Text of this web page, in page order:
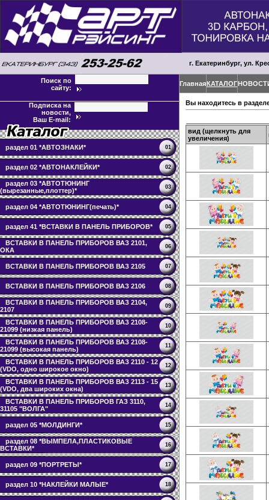
г. Екатеринбург, ул.
Поиск по
сайту:
Подписка на
новости,
Ваш E-mail:
раздел 01 *АВТОЗНАКИ* 01
раздел 02 *АВТОНАКЛЕЙКИ* 02
раздел 03 *АВТОТЮНИНГ
(вырезанные,плоттер)*
03
раздел 04 *АВТОТЮНИНГ(печать)* 04
раздел 41 *ВСТАВКИ В ПАНЕЛЬ ПРИБОРОВ* 05
ВСТАВКИ В ПАНЕЛЬ ПРИБОРОВ ВАЗ 2101,
ОКА
06
ВСТАВКИ В ПАНЕЛЬ ПРИБОРОВ ВАЗ 2105 07
ВСТАВКИ В ПАНЕЛЬ ПРИБОРОВ ВАЗ 2106 08
ВСТАВКИ В ПАНЕЛЬ ПРИБОРОВ ВАЗ 2104,
2107
09
ВСТАВКИ В ПАНЕЛЬ ПРИБОРОВ ВАЗ 2108-
21099 (низкая панель)
10
ВСТАВКИ В ПАНЕЛЬ ПРИБОРОВ ВАЗ 2108-
21099 (высокая панель)
11
ВСТАВКИ В ПАНЕЛЬ ПРИБОРОВ ВАЗ 2110 - 12
(VDO, одно широкое окно)
12
ВСТАВКИ В ПАНЕЛЬ ПРИБОРОВ ВАЗ 2113 - 15
(VDO, два широких окна)
13
ВСТАВКИ В ПАНЕЛЬ ПРИБОРОВ ГАЗ 3110,
31105 "ВОЛГА"
14
раздел 05 *МОЛДИНГИ* 15
раздел 08 *ВЫМПЕЛА,ПЛАСТИКОВЫЕ
ВСТАВКИ*
16
раздел 09 *ПОРТРЕТЫ* 17
раздел 10 *НАКЛЕЙКИ МАЛЫЕ* 18
ГлавнаяКАТАЛОГ
Вы находитесь в
вид (щелкнуть для
увеличения)